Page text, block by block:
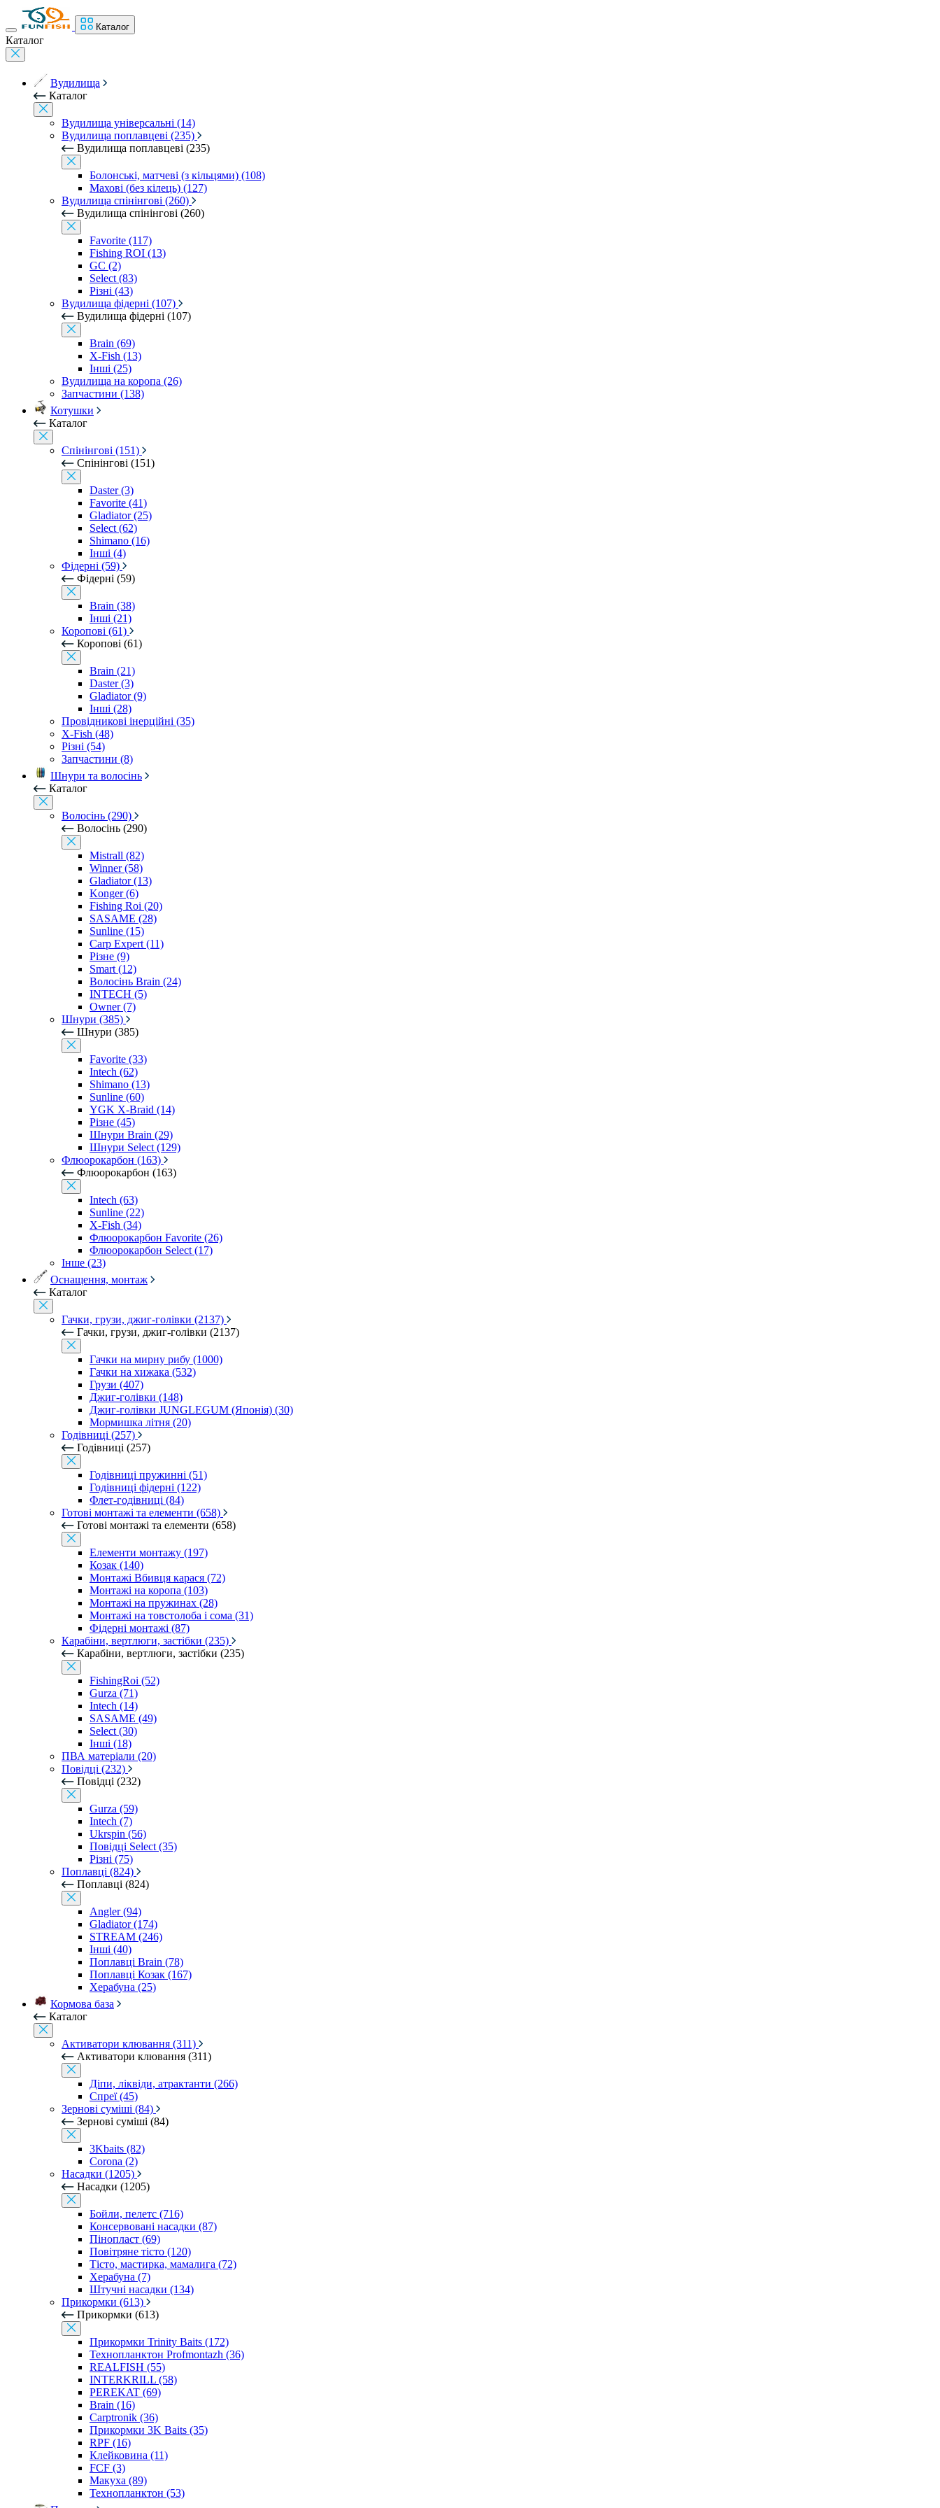
Каталог
Каталог
Вудилища
Каталог
Вудилища універсальні (14)
Вудилища поплавцеві (235)
Вудилища поплавцеві (235)
Болонські, матчеві (з кільцями) (108)
Махові (без кілець) (127)
Вудилища спінінгові (260)
Вудилища спінінгові (260)
Favorite (117)
Fishing ROI (13)
GC (2)
Select (83)
Різні (43)
Вудилища фідерні (107)
Вудилища фідерні (107)
Brain (69)
X-Fish (13)
Інші (25)
Вудилища на коропа (26)
Запчастини (138)
Котушки
Каталог
Спінінгові (151)
Спінінгові (151)
Daster (3)
Favorite (41)
Gladiator (25)
Select (62)
Shimano (16)
Інші (4)
Фідерні (59)
Фідерні (59)
Brain (38)
Інші (21)
Коропові (61)
Коропові (61)
Brain (21)
Daster (3)
Gladiator (9)
Інші (28)
Провідникові інерційні (35)
X-Fish (48)
Різні (54)
Запчастини (8)
Шнури та волосінь
Каталог
Волосінь (290)
Волосінь (290)
Mistrall (82)
Winner (58)
Gladiator (13)
Konger (6)
Fishing Roi (20)
SASAME (28)
Sunline (15)
Carp Expert (11)
Різне (9)
Smart (12)
Волосінь Brain (24)
INTECH (5)
Owner (7)
Шнури (385)
Шнури (385)
Favorite (33)
Intech (62)
Shimano (13)
Sunline (60)
YGK X-Braid (14)
Різне (45)
Шнури Brain (29)
Шнури Select (129)
Флюорокарбон (163)
Флюорокарбон (163)
Intech (63)
Sunline (22)
X-Fish (34)
Флюорокарбон Favorite (26)
Флюорокарбон Select (17)
Інше (23)
Оснащення, монтаж
Каталог
Гачки, грузи, джиг-голівки (2137)
Гачки, грузи, джиг-голівки (2137)
Гачки на мирну рибу (1000)
Гачки на хижака (532)
Грузи (407)
Джиг-голівки (148)
Джиг-голівки JUNGLEGUM (Японія) (30)
Мормишка літня (20)
Годівниці (257)
Годівниці (257)
Годівниці пружинні (51)
Годівниці фідерні (122)
Флет-годівниці (84)
Готові монтажі та елементи (658)
Готові монтажі та елементи (658)
Елементи монтажу (197)
Козак (140)
Монтажі Вбивця карася (72)
Монтажі на коропа (103)
Монтажі на пружинах (28)
Монтажі на товстолоба і сома (31)
Фідерні монтажі (87)
Карабіни, вертлюги, застібки (235)
Карабіни, вертлюги, застібки (235)
FishingRoi (52)
Gurza (71)
Intech (14)
SASAME (49)
Select (30)
Інші (18)
ПВА матеріали (20)
Повідці (232)
Повідці (232)
Gurza (59)
Intech (7)
Ukrspin (56)
Повідці Select (35)
Різні (75)
Поплавці (824)
Поплавці (824)
Angler (94)
Gladiator (174)
STREAM (246)
Інші (40)
Поплавці Brain (78)
Поплавці Козак (167)
Херабуна (25)
Кормова база
Каталог
Активатори клювання (311)
Активатори клювання (311)
Діпи, ліквіди, атрактанти (266)
Спреї (45)
Зернові суміші (84)
Зернові суміші (84)
3Kbaits (82)
Corona (2)
Насадки (1205)
Насадки (1205)
Бойли, пелетс (716)
Консервовані насадки (87)
Пінопласт (69)
Повітряне тісто (120)
Тісто, мастирка, мамалига (72)
Херабуна (7)
Штучні насадки (134)
Прикормки (613)
Прикормки (613)
Прикормки Trinity Baits (172)
Технопланктон Profmontazh (36)
REALFISH (55)
INTERKRILL (58)
PEREKAT (69)
Brain (16)
Carptronik (36)
Прикормки 3K Baits (35)
RPF (16)
Клейковина (11)
FCF (3)
Макуха (89)
Технопланктон (53)